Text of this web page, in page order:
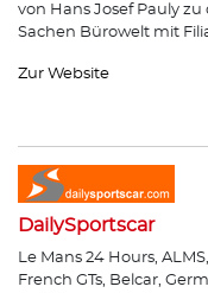
von Hans Josef Pauly
Sachen Bürowelt mit
Zur Website
DailySportscar
Le Mans 24 Hours,
French GTs, Belcar,